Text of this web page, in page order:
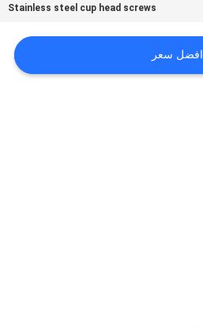
Stainless steel cup head screws
افضل سعر